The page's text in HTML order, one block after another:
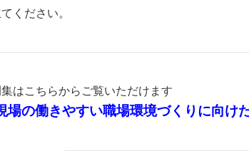
ください。
はこちらからご覧いただけます
場の働きやすい職場環境づくりに向け